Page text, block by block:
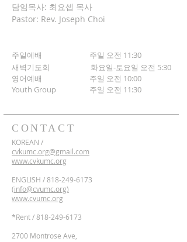
CONTACT
담임목사: 최요셉 목사
Pastor: Rev. Joseph Choi
주일예배 주일 오전 11:30
새벽기도회
화요일-토요일 오전 5:30
영어예배 주일 오전 10:00
​Youth Group
주일 오전 11:30
KOREAN /
cvkumc.org@gmail.com
www.cvkumc.org
ENGLISH /818-249-6173
(info@cvumc.org)
www.cvumc.org
​*Rent /818-249-6173
2700 Montrose Ave,